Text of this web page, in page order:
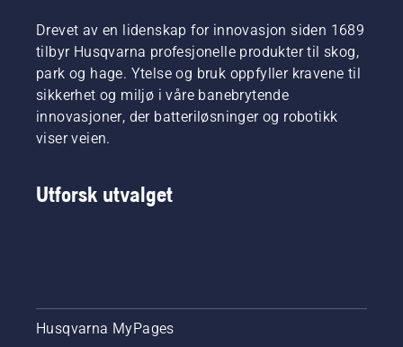
Drevet av en lidenskap for innovasjon siden 1689
tilbyr Husqvarna profesjonelle produkter til skog,
park og hage. Ytelse og bruk oppfyller kravene til
sikkerhet og miljø i våre banebrytende
innovasjoner, der batteriløsninger og robotikk
viser veien.
Utforsk utvalget
Husqvarna MyPages